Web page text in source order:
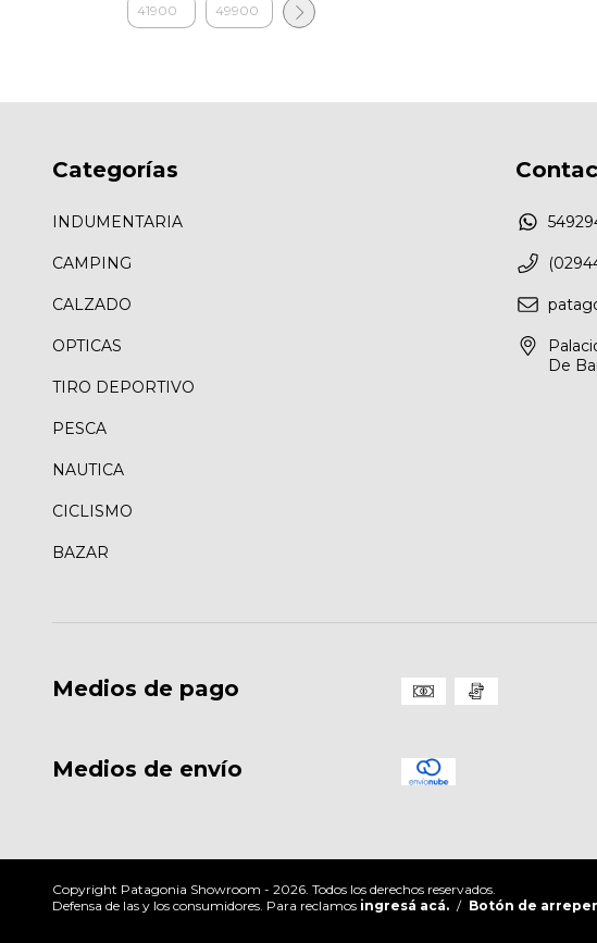
Categorías
INDUMENTARIA
CAMPING
CALZADO
OPTICAS
TIRO DEPORTIVO
PESCA
NAUTICA
CICLISMO
BAZAR
De
Medios de pago
Medios de envío
Copyright Patagonia Showroom - 2026. Todos los derechos reservados.
Defensa de las y los consumidores. Para reclamos ingresá acá. / Botón de